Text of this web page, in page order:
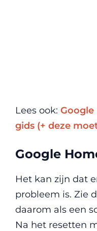
Lees ook:
gids (+ deze
Google
Het kan zijn dat
probleem is. Zie
daarom als een
Na het resetten